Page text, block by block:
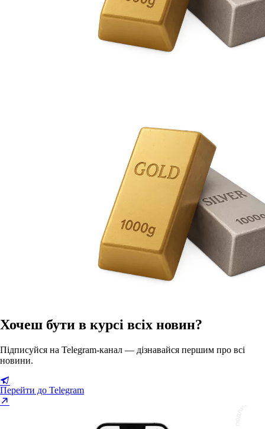
Хочеш бути в курсі всіх новин?
Підписуйся на Telegram-канал — дізнавайся першим про всі
новини.
Перейти до Telegram